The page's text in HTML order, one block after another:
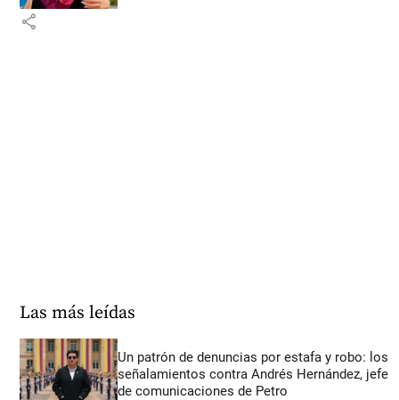
share
Las más leídas
Un patrón de denuncias por estafa y robo: los
señalamientos contra Andrés Hernández, jefe
de comunicaciones de Petro